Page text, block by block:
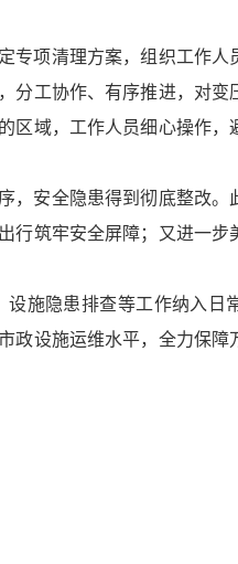
专项清理方案，组织工作人
分工协作、有序推进，对变
区域，工作人员细心操作，
，安全隐患得到彻底整改。
行筑牢安全屏障；又进一步
施隐患排查等工作纳入日
政设施运维水平，全力保障